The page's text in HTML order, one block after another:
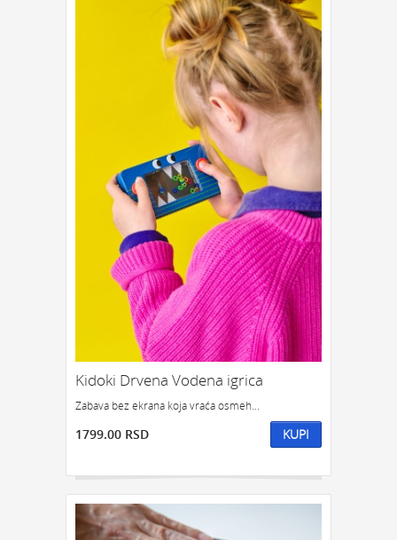
GENTLEMEN‘S HARDWARE
POKLON ZA TATU
POKLON ZA DEKU
POKLON ZA DRUGA POKLON ZA DRUGARICU
POKLON ZA DEVOJKU NEKOGA KO IMA SVE
POKLON ZA ĆERKU POKLON ZA DEČKA
POKLON ZA SINA
KOJOM ZGODOM:
POKLONI ZA SLAVU POKLON ZA ROĐENDAN
POKLON ZA GODIŠNJICU
POKLONI ZA NOVU GODINU POKLONI ZA SVADBU
ODMOR I OPUŠTANJE
KLASIČAN POKLON SIMBOLIČAN POKLON
OZBILJAN POKLON POTPUNO NEOZBILJAN
Kidoki Drvena Vodena igrica
Zabava bez ekrana koja vraća osmeh...
1799.00 RSD KUPI